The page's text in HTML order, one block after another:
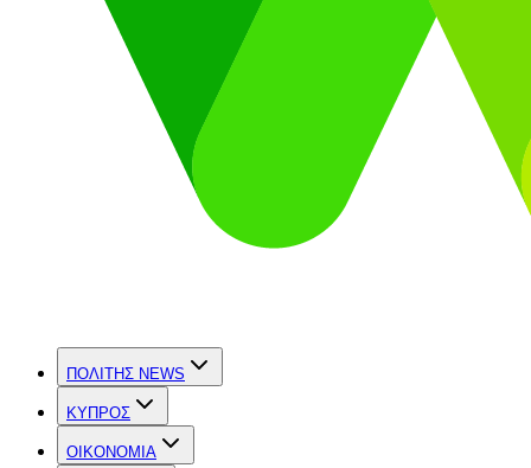
ΠΟΛΙΤΗΣ NEWS
ΚΥΠΡΟΣ
OIKONOMIA